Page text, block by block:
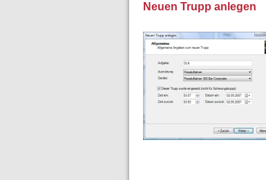
Neuen Trupp anlegen